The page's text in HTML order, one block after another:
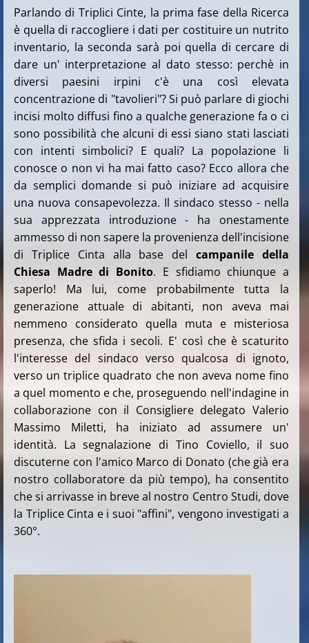
Parlando di Triplici Cinte, la prima fase della Ricerca
è quella di raccogliere i dati per costituire un nutrito
inventario, la seconda sarà poi quella di cercare di
dare un' interpretazione al dato stesso: perchè in
diversi paesini irpini c'è una così elevata
concentrazione di "tavolieri"? Si può parlare di giochi
incisi molto diffusi fino a qualche generazione fa o ci
sono possibilità che alcuni di essi siano stati lasciati
con intenti simbolici? E quali? La popolazione li
conosce o non vi ha mai fatto caso? Ecco allora che
da semplici domande si può iniziare ad acquisire
una nuova consapevolezza. Il sindaco stesso - nella
sua apprezzata introduzione - ha onestamente
ammesso di non sapere la provenienza dell'incisione
di Triplice Cinta alla base delcampanile della
Chiesa Madre di Bonito. E sfidiamo chiunque a
saperlo! Ma lui, come probabilmente tutta la
generazione attuale di abitanti, non aveva mai
nemmeno considerato quella muta e misteriosa
presenza, che sfida i secoli. E' così che è scaturito
l'interesse del sindaco verso qualcosa di ignoto,
verso un triplice quadrato che non aveva nome fino
a quel momento e che, proseguendo nell'indagine in
collaborazione con il Consigliere delegato Valerio
Massimo Miletti, ha iniziato ad assumere un'
identità. La segnalazione di Tino Coviello, il suo
discuterne con l'amico Marco di Donato (che già era
nostro collaboratore da più tempo), ha consentito
che si arrivasse in breve al nostro Centro Studi, dove
la Triplice Cinta e i suoi "affini", vengono investigati a
360°.